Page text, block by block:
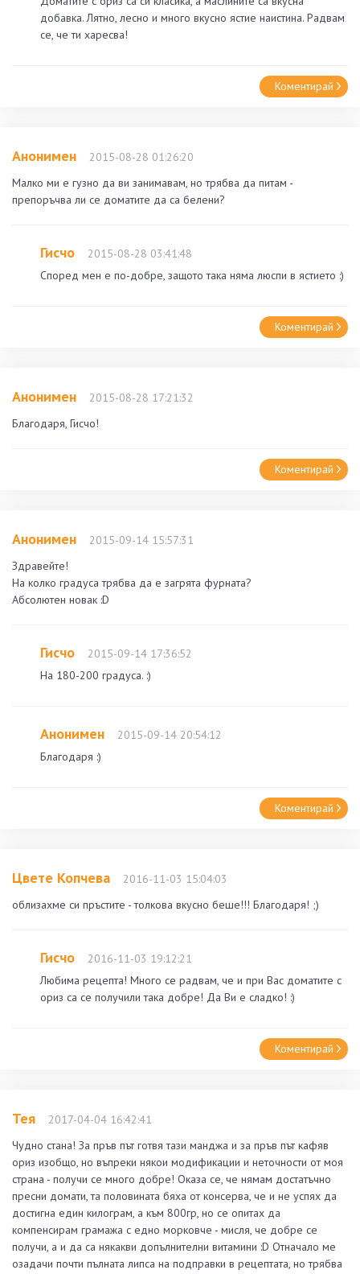
добавка. Лятно, лесно и много вкусно ястие наистина. Радвам
се, че ти харесва!
Коментирай
Анонимен
2015-08-28 01:26:20
Малко ми е гузно да ви занимавам, но трябва да питам -
препоръчва ли се доматите да са белени?
Гисчо
2015-08-28 03:41:48
Според мен е по-добре, защото така няма люспи в ястието :)
Коментирай
Анонимен
2015-08-28 17:21:32
Благодаря, Гисчо!
Коментирай
Анонимен
2015-09-14 15:57:31
Здравейте!
На колко градуса трябва да е загрята фурната?
Абсолютен новак :D
Гисчо
2015-09-14 17:36:52
На 180-200 градуса. :)
Анонимен
2015-09-14 20:54:12
Благодаря :)
Коментирай
Цвете Копчева
2016-11-03 15:04:03
облизахме си пръстите - толкова вкусно беше!!! Благодаря! ;)
Гисчо
2016-11-03 19:12:21
Любима рецепта! Много се радвам, че и при Вас доматите с
ориз са се получили така добре! Да Ви е сладко! :)
Коментирай
Тея
2017-04-04 16:42:41
Чудно стана! За пръв път готвя тази манджа и за пръв път кафяв
ориз изобщо, но въпреки някои модификации и неточности от моя
страна - получи се много добре! Оказа се, че нямам достатъчно
пресни домати, та половината бяха от консерва, че и не успях да
достигна един килограм, а към 800гр, но се опитах да
компенсирам грамажа с едно морковче - мисля, че добре се
получи, а и да са някакви допълнителни витамини :D Отначало ме
озадачи почти пълната липса на подправки в рецептата, но трябва